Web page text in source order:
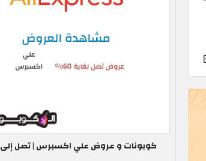
كوبونات و عروض علي اكسبرس | تصل إلى 60%